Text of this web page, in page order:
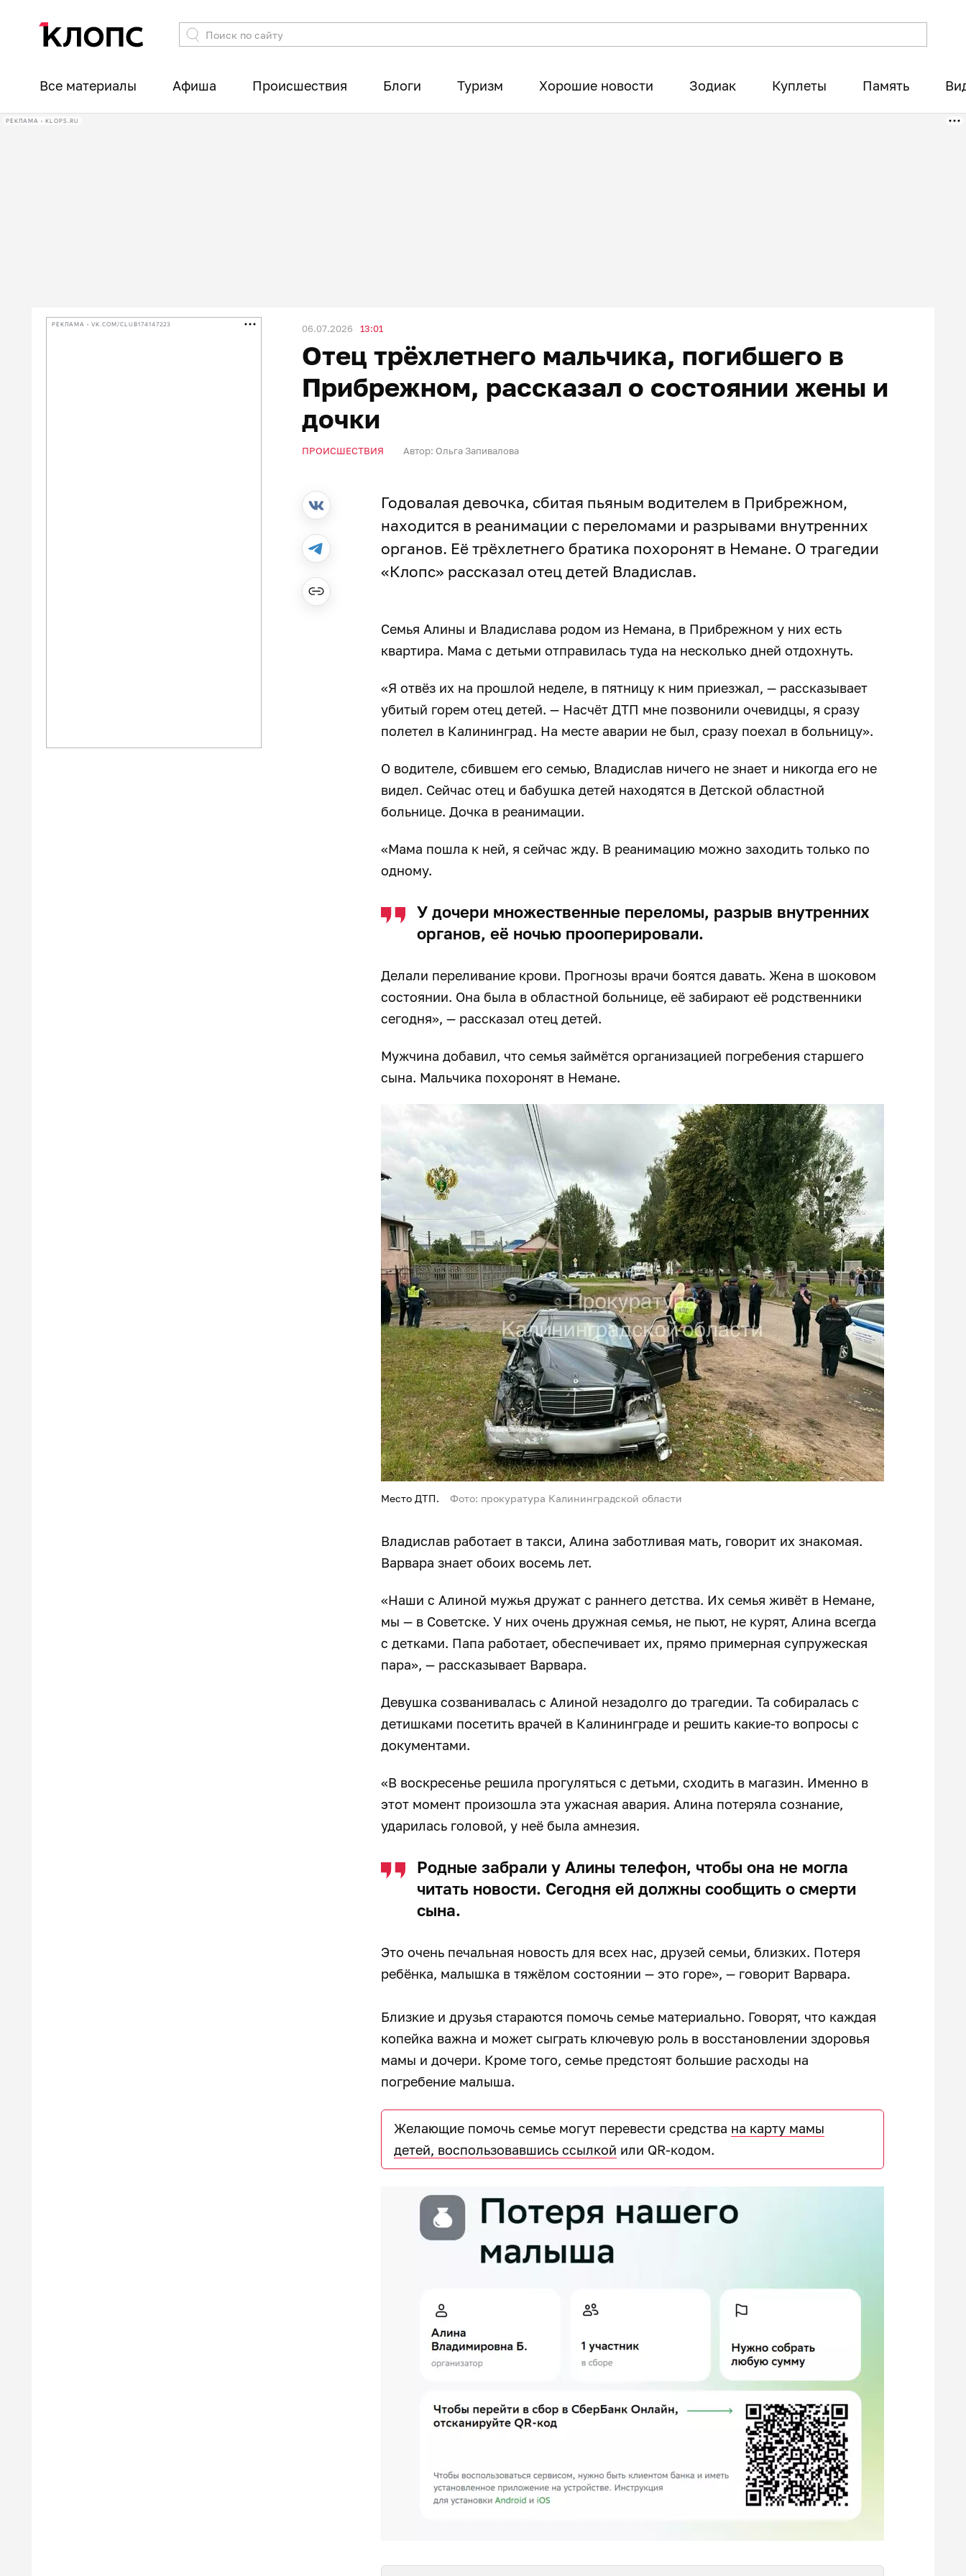
Все материалы Афиша Происшествия Блоги Туризм Хорошие новости Зодиак Куплеты Память
РЕКЛАМА • KLOPS.RU
РЕКЛАМА • VK.COM/CLUB174147223 06.07.2026 13:01
Отец трёхлетнего мальчика, погибшего в
Прибрежном, рассказал о состоянии жены и
дочки
ПРОИСШЕСТВИЯ Автор: Ольга Запивалова
Годовалая девочка, сбитая пьяным водителем в Прибрежном,
находится в реанимации с переломами и разрывами внутренних
органов. Её трёхлетнего братика похоронят в Немане. О трагедии
«Клопс» рассказал отец детей Владислав.
Семья Алины и Владислава родом из Немана, в Прибрежном у них есть
квартира. Мама с детьми отправилась туда на несколько дней отдохнуть.
«Я отвёз их на прошлой неделе, в пятницу к ним приезжал, — рассказывает
убитый горем отец детей. — Насчёт ДТП мне позвонили очевидцы, я сразу
полетел в Калининград. На месте аварии не был, сразу поехал в больницу».
О водителе, сбившем его семью, Владислав ничего не знает и никогда его не
видел. Сейчас отец и бабушка детей находятся в Детской областной
больнице. Дочка в реанимации.
«Мама пошла к ней, я сейчас жду. В реанимацию можно заходить только по
одному.
У дочери множественные переломы, разрыв внутренних
органов, её ночью прооперировали.
Делали переливание крови. Прогнозы врачи боятся давать. Жена в шоковом
состоянии. Она была в областной больнице, её забирают её родственники
сегодня», — рассказал отец детей.
Мужчина добавил, что семья займётся организацией погребения старшего
сына. Мальчика похоронят в Немане.
Место ДТП. Фото: прокуратура Калининградской области
Владислав работает в такси, Алина заботливая мать, говорит их знакомая.
Варвара знает обоих восемь лет.
«Наши с Алиной мужья дружат с раннего детства. Их семья живёт в Немане,
мы — в Советске. У них очень дружная семья, не пьют, не курят, Алина всегда
с детками. Папа работает, обеспечивает их, прямо примерная супружеская
пара», — рассказывает Варвара.
Девушка созванивалась с Алиной незадолго до трагедии. Та собиралась с
детишками посетить врачей в Калининграде и решить какие-то вопросы с
документами.
«В воскресенье решила прогуляться с детьми, сходить в магазин. Именно в
этот момент произошла эта ужасная авария. Алина потеряла сознание,
ударилась головой, у неё была амнезия.
Родные забрали у Алины телефон, чтобы она не могла
читать новости. Сегодня ей должны сообщить о смерти
сына.
Это очень печальная новость для всех нас, друзей семьи, близких. Потеря
ребёнка, малышка в тяжёлом состоянии — это горе», — говорит Варвара.
Близкие и друзья стараются помочь семье материально. Говорят, что каждая
копейка важна и может сыграть ключевую роль в восстановлении здоровья
мамы и дочери. Кроме того, семье предстоят большие расходы на
погребение малыша.
Желающие помочь семье могут перевести средства на карту мамы
детей, воспользовавшись ссылкой или QR-кодом.